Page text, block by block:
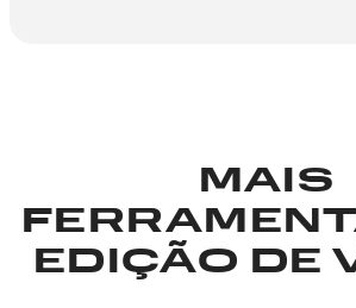
MAIS
EDIÇÃO DE